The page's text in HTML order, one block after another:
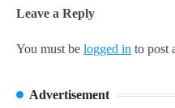
Leave a Reply
You must be logged in to post
Advertisement